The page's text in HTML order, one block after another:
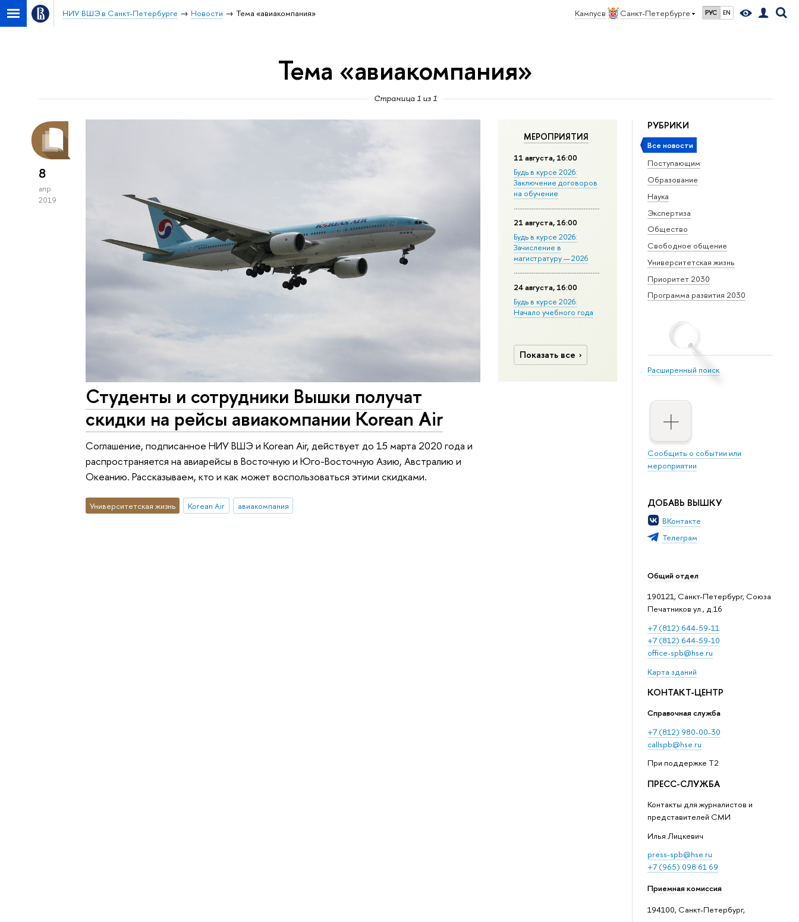
Кампус в Санкт-Петербурге РУС EN
НИУ ВШЭ в Санкт-Петербурге Новости Тема «авиакомпания»
Тема «авиакомпания»
Страница 1 из 1
РУБРИКИ
Все новости
Поступающим
Образование
Наука
Экспертиза
Общество
Свободное общение
Университетская жизнь
Приоритет 2030
Программа развития 2030
Расширенный поиск
Сообщить о событии или
мероприятии
ДОБАВЬ ВЫШКУ
ВКонтакте
Телеграм
Общий отдел
190121, Санкт-Петербург, Союза
Печатников ул., д.16
+7 (812) 644-59-11
+7 (812) 644-59-10
office-spb@hse.ru
Карта зданий
КОНТАКТ-ЦЕНТР
Справочная служба
+7 (812) 980-00-30
callspb@hse.ru
При поддержке T2
ПРЕСС-СЛУЖБА
Контакты для журналистов и
представителей СМИ
Илья Лицкевич
press-spb@hse.ru
+7 (965) 098 61 69
Приемная комиссия
194100, Санкт-Петербург,
МЕРОПРИЯТИЯ
11 августа, 16:00
Будь в курсе 2026:
Заключение договоров
на обучение
21 августа, 16:00
Будь в курсе 2026:
Зачисление в
магистратуру — 2026
24 августа, 16:00
Будь в курсе 2026:
Начало учебного года
Показать все
8
апр
2019
Студенты и сотрудники Вышки получат
скидки на рейсы авиакомпании Korean Air
Соглашение, подписанное НИУ ВШЭ и Korean Air, действует до 15 марта 2020 года и
распространяется на авиарейсы в Восточную и Юго-Восточную Азию, Австралию и
Океанию. Рассказываем, кто и как может воспользоваться этими скидками.
Университетская жизнь Korean Air авиакомпания